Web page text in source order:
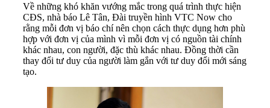
Về những khó khăn vướng mắc trong quá trình thực hiện
CĐS, nhà báo Lê Tân, Đài truyền hình VTC Now cho
rằng mỗi đơn vị báo chí nên chọn cách thực dụng hơn phù
hợp với đơn vị của mình vì mỗi đơn vị có nguồn tài chính
khác nhau, con người, đặc thù khác nhau. Đồng thời cần
thay đổi tư duy của người làm gắn với tư duy đổi mới sáng
tạo.